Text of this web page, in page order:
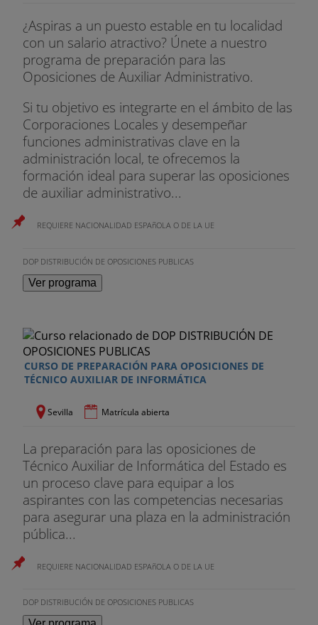
servicios en Internet. Navegación, favoritos, historial,
búsqueda. Los menús de Internet Explorer y sus
funciones
Exámenes
El procedimiento de selección de los aspirantes
será el de oposición y estará formado por los
siguientes ejercicios:
Primer Ejercicio
Consistirá en contestar a un cuestionario de
preguntas con respuestas alternativas de las que
versarán sobre el contenido del programa.
Segundo Ejercicio
Consistirá en un ejercicio teórico-práctico a realizar
con los medios que se consideren apropiados, en
el que se valorará el conocimiento con nivel de
usuario del entorno Windows XP, y de las
Microsoft Office XP, todo ello dentro del plazo
Tercer Ejercicio
Corrección ortográfica de un texto común para
todas las personas y elegido al azar entre varios
propuestos por el Tribunal en el tiempo que éste
haya determinado previamente. Se realizará en el
equipo informático provisto del entorno Windows
XP que se proporcione al efecto, y se valorarán la
presentación y la coincidencia con las correcciones
¿Aspiras a un puesto estable en tu localidad
con un salario atractivo? Únete a nuestro
programa de preparación para las
Oposiciones de Auxiliar Administrativo.
Si tu objetivo es integrarte en el ámbito de las
Corporaciones Locales y desempeñar
funciones administrativas clave en la
administración local, te ofrecemos la
formación ideal para superar las oposiciones
de auxiliar administrativo...
REQUIERE NACIONALIDAD ESPAñOLA O DE LA UE
DOP DISTRIBUCIÓN DE OPOSICIONES PUBLICAS
Ver programa
CURSO DE PREPARACIÓN PARA OPOSICIONES DE
TÉCNICO AUXILIAR DE INFORMÁTICA
Sevilla Matrícula abierta
La preparación para las oposiciones de
Técnico Auxiliar de Informática del Estado es
un proceso clave para equipar a los
aspirantes con las competencias necesarias
para asegurar una plaza en la administración
pública...
REQUIERE NACIONALIDAD ESPAñOLA O DE LA UE
DOP DISTRIBUCIÓN DE OPOSICIONES PUBLICAS